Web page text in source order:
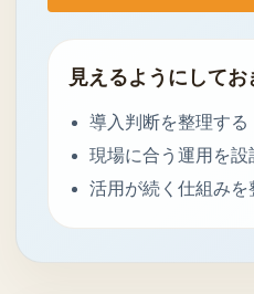
見えるようにして
導入判断を整理する
現場に合う運用を設
活用が続く仕組みを